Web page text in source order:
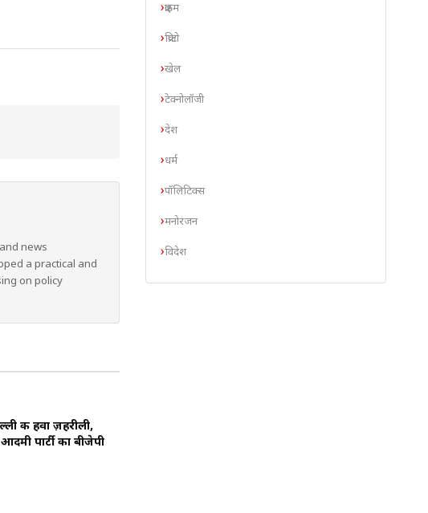
news
a practical and
on policy
की हवा ज़हरीली,
पार्टी का बीजेपी
क्राइम
क्रिप्टो
खेल
टेक्नोलॉजी
देश
धर्म
पॉलिटिक्स
मनोरंजन
विदेश